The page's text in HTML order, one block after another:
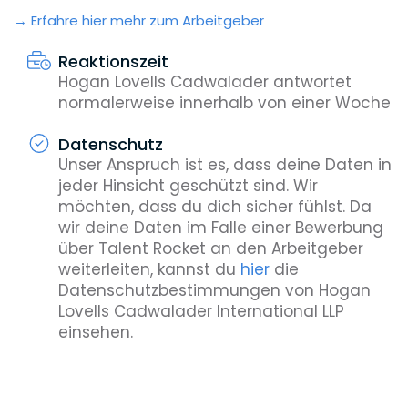
Erfahre hier mehr zum Arbeitgeber
Reaktionszeit
Hogan Lovells Cadwalader antwortet
normalerweise innerhalb von einer Woche
Datenschutz
Unser Anspruch ist es, dass deine Daten in
jeder Hinsicht geschützt sind. Wir
möchten, dass du dich sicher fühlst. Da
wir deine Daten im Falle einer Bewerbung
über Talent Rocket an den Arbeitgeber
weiterleiten, kannst du hierdie
Datenschutzbestimmungen von Hogan
Lovells Cadwalader International LLP
einsehen.